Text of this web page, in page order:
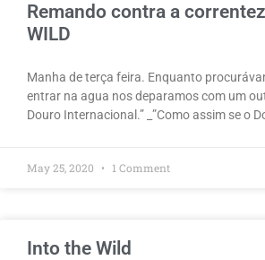
Remando contra a
WILD
Manha de terça feira. Enquanto
entrar na agua nos deparamos com um
Douro Internacional.” _”Como assim se o
May 25, 2020 1 Comment
Into the Wild